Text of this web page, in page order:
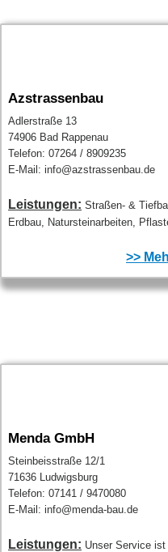
Azstrassenbau
Adlerstraße 13
74906 Bad Rappenau
Telefon: 07264 / 8909235
E-Mail: info@azstrassenbau.de
Leistungen: Straßen- &
Erdbau, Natursteinarbeiten,
>>
Menda GmbH
Steinbeisstraße 12/1
71636 Ludwigsburg
Telefon: 07141 / 9470080
E-Mail: info@menda-bau.de
Leistungen: Unser Service